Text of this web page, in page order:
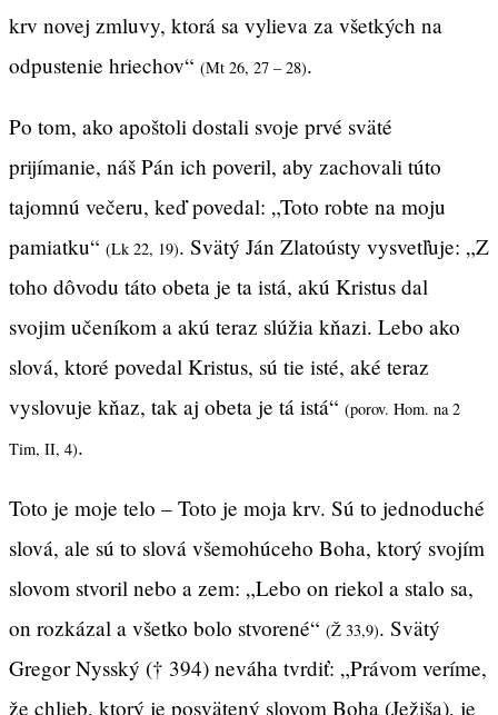
krv novej zmluvy, ktorá sa vylieva za všetkých na
odpustenie hriechov“ (Mt 26, 27 – 28).
Po tom, ako apoštoli dostali svoje prvé sväté
prijímanie, náš Pán ich poveril, aby zachovali túto
tajomnú večeru, keď povedal: „Toto robte na moju
pamiatku“ (Lk 22, 19). Svätý Ján Zlatoústy vysvetľuje: „Z
toho dôvodu táto obeta je ta istá, akú Kristus dal
svojim učeníkom a akú teraz slúžia kňazi. Lebo ako
slová, ktoré povedal Kristus, sú tie isté, aké teraz
vyslovuje kňaz, tak aj obeta je tá istá“ (porov. Hom. na 2
Tim, II, 4).
Toto je moje telo – Toto je moja krv. Sú to jednoduché
slová, ale sú to slová všemohúceho Boha, ktorý svojím
slovom stvoril nebo a zem: „Lebo on riekol a stalo sa,
on rozkázal a všetko bolo stvorené“ (Ž 33,9). Svätý
Gregor Nysský († 394) neváha tvrdiť: „Právom veríme,
že chlieb, ktorý je posvätený slovom Boha (Ježiša), je